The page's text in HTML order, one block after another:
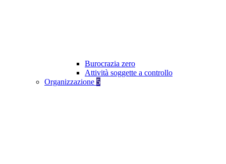
Burocrazia zero
Attività soggette a controllo
Organizzazione 5